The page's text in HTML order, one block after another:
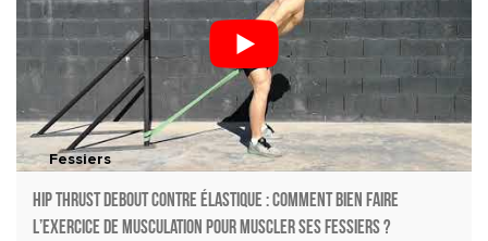
Fessiers
Hip thrust debout contre élastique : Comment bien faire
l’exercice de musculation pour muscler ses fessiers ?